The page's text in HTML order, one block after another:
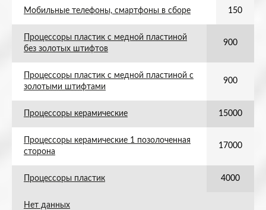
Мобильные телефоны, смартфоны в сборе 150
Процессоры пластик с медной пластиной
без золотых штифтов
900
Процессоры пластик с медной пластиной с
золотыми штифтами
900
Процессоры керамические 15000
Процессоры керамические 1 позолоченная
сторона
17000
Процессоры пластик 4000
Нет данных